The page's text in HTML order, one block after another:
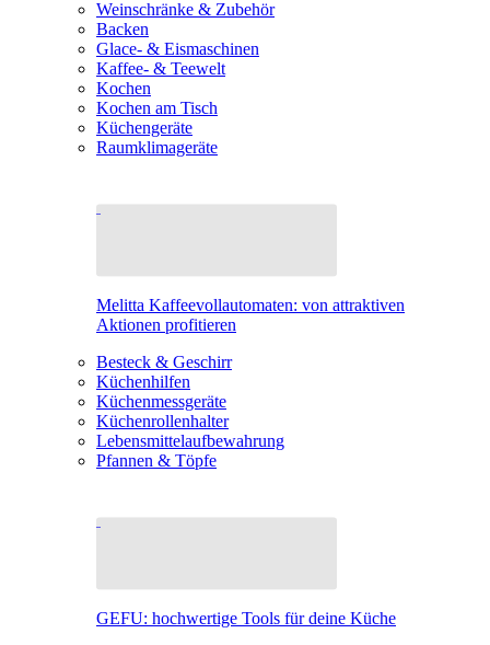
Weinschränke & Zubehör
Backen
Glace- & Eismaschinen
Kaffee- & Teewelt
Kochen
Kochen am Tisch
Küchengeräte
Raumklimageräte
Melitta Kaffeevollautomaten: von attraktiven
Aktionen profitieren
Besteck & Geschirr
Küchenhilfen
Küchenmessgeräte
Küchenrollenhalter
Lebensmittelaufbewahrung
Pfannen & Töpfe
GEFU: hochwertige Tools für deine Küche